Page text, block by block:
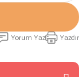
Yorum Yaz Yazdır